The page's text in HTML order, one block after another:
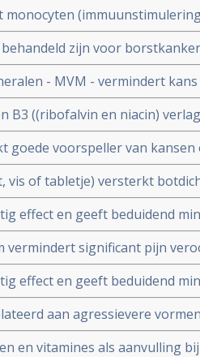
naast chemo blijft
monocyten
uit een kleine studie met
zijn voor
hebben significant minder
langere tijd voor een
- MVM - vermindert
borstkanker copy 1
B3 ((ribofalvin en niacin)
Tamoxifen en zorgt voor
goede voorspeller van
met borstkanker stadium
- zoledronic acid.
vis of tabletje) versterkt
werking van bisfosfonaten bij
bij meisjes en jonge
effect en geeft beduidend
blijkt uit verschillende
vermindert significant pijn
Arimidex bij
fase II studie
effect en geeft beduidend
blijkt uit verschillende
aan agressievere
en vitamines als aanvulling